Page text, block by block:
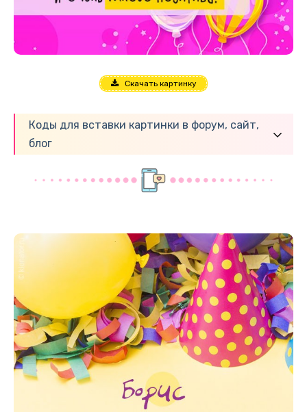
Скачать картинку
Коды для вставки картинки в форум, сайт,
блог